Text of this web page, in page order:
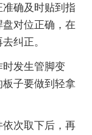
确及时贴到指
对位正确，在
纠正。
发生管脚变
子要做到轻拿
次取下后，再